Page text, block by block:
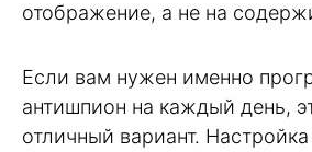
отображение, а не на
Если вам нужен именно
антишпион на каждый день,
отличный вариант.